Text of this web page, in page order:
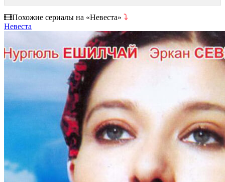
Похожие сериалы на «Невеста» ⤵
Невеста